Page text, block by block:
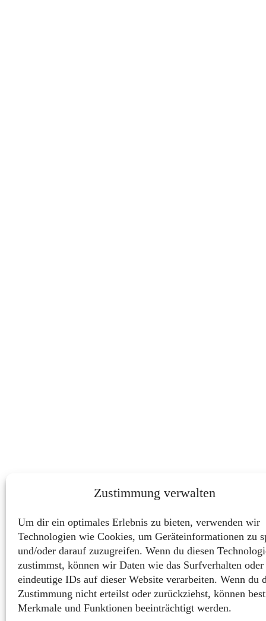
Zustimmung verwalten
Um dir ein optimales Erlebnis zu bieten, verwenden wir
Technologien wie Cookies, um Geräteinformationen zu
und/oder darauf zuzugreifen. Wenn du diesen
zustimmst, können wir Daten wie das Surfverhalten oder
eindeutige IDs auf dieser Website verarbeiten. Wenn du
Zustimmung nicht erteilst oder zurückziehst, können
Merkmale und Funktionen beeinträchtigt werden.